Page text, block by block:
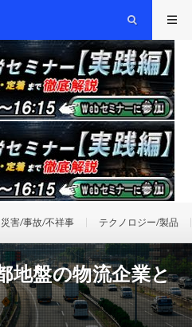
災害/事故/不祥事 テクノロジー/製品
地盤の物流企業と